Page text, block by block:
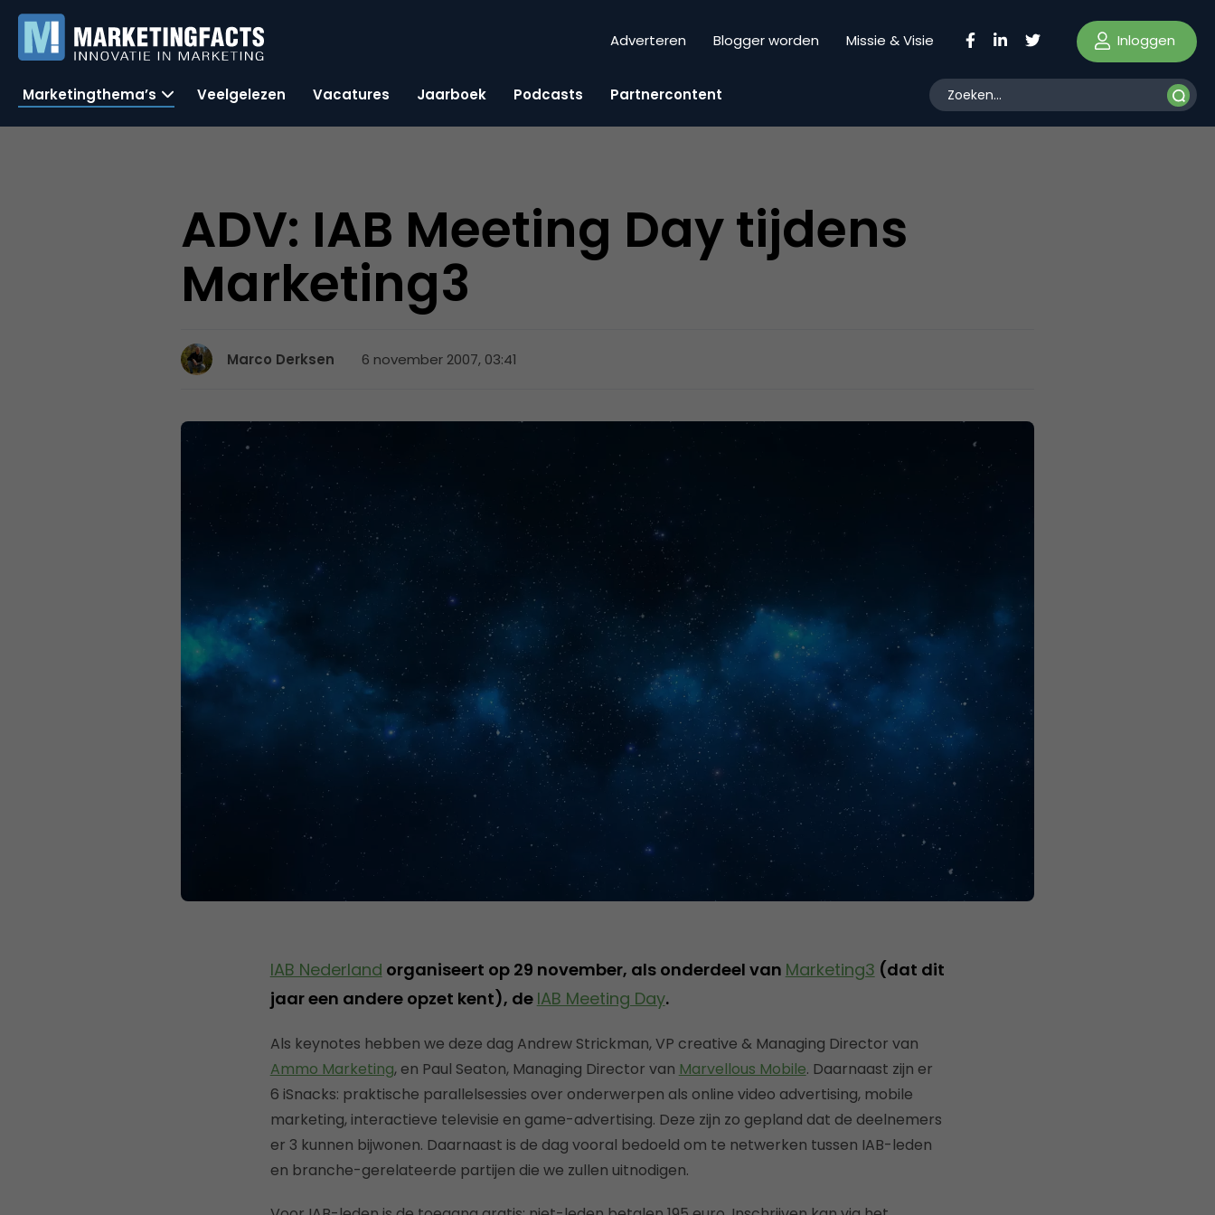
Adverteren Blogger worden Missie & Visie Inloggen
Marketingthema’s Veelgelezen Vacatures Jaarboek Podcasts Partnercontent
ADV: IAB Meeting Day tijdens
Marketing3
Marco Derksen 6 november 2007, 03:41
IAB Nederland organiseert op 29 november, als onderdeel van Marketing3 (dat dit
jaar een andere opzet kent), de IAB Meeting Day.
Als keynotes hebben we deze dag Andrew Strickman, VP creative & Managing Director van
Ammo Marketing, en Paul Seaton, Managing Director van Marvellous Mobile. Daarnaast zijn er
6 iSnacks: praktische parallelsessies over onderwerpen als online video advertising, mobile
marketing, interactieve televisie en game-advertising. Deze zijn zo gepland dat de deelnemers
er 3 kunnen bijwonen. Daarnaast is de dag vooral bedoeld om te netwerken tussen IAB-leden
en branche-gerelateerde partijen die we zullen uitnodigen.